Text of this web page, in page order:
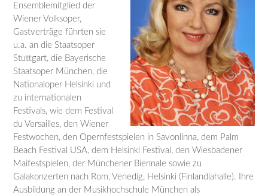
Ensemblemitglied der
Wiener Volksoper,
Gastverträge führten sie
u.a. an die Staatsoper
Stuttgart, die Bayerische
Staatsoper München, die
Nationaloper Helsinki und
zu internationalen
Festivals, wie dem Festival
du Versailles, den Wiener
Festwochen, den Opernfestspielen in Savonlinna, dem Palm
Beach Festival USA, dem Helsinki Festival, den Wiesbadener
Maifestspielen, der Münchener Biennale sowie zu
Galakonzerten nach Rom, Venedig, Helsinki (Finlandiahalle). Ihre
Ausbildung an der Musikhochschule München als